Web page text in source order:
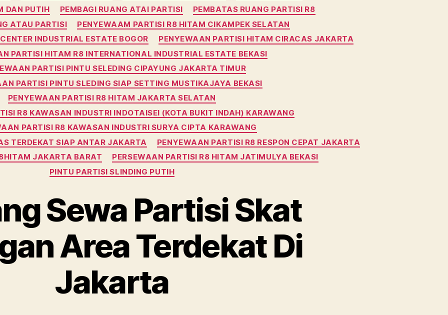
DAN PUTIH
PEMBAGI RUANG ATAI PARTISI
PEMBATAS RUANG PARTISI R8
ATAU PARTISI
PENYEWAAM PARTISI R8 HITAM CIKAMPEK SELATAN
INDUSTRIAL ESTATE BOGOR
PENYEWAAN PARTISI HITAM CIRACAS JAKARTA
PARTISI HITAM R8 INTERNATIONAL INDUSTRIAL ESTATE BEKASI
PARTISI PINTU SELEDING CIPAYUNG JAKARTA TIMUR
PARTISI PINTU SLEDING SIAP SETTING MUSTIKAJAYA BEKASI
PENYEWAAN PARTISI R8 HITAM JAKARTA SELATAN
R8 KAWASAN INDUSTRI INDOTAISEI (KOTA BUKIT INDAH) KARAWANG
PARTISI R8 KAWASAN INDUSTRI SURYA CIPTA KARAWANG
TERDEKAT SIAP ANTAR JAKARTA
PENYEWAAN PARTISI R8 RESPON CEPAT JAKARTA
JAKARTA BARAT
PERSEWAAN PARTISI R8 HITAM JATIMULYA BEKASI
PINTU PARTISI SLINDING PUTIH
Sewa Partisi Skat
Area Terdekat Di
Jakarta